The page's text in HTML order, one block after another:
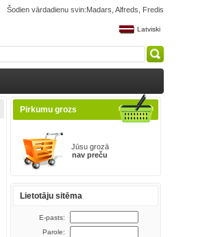
Šodien vārdadienu svin:Madars, Alfreds, Fredis
Latviski
Pirkumu grozs
Jūsu grozā
nav preču
Lietotāju sitēma
E-pasts:
Parole: